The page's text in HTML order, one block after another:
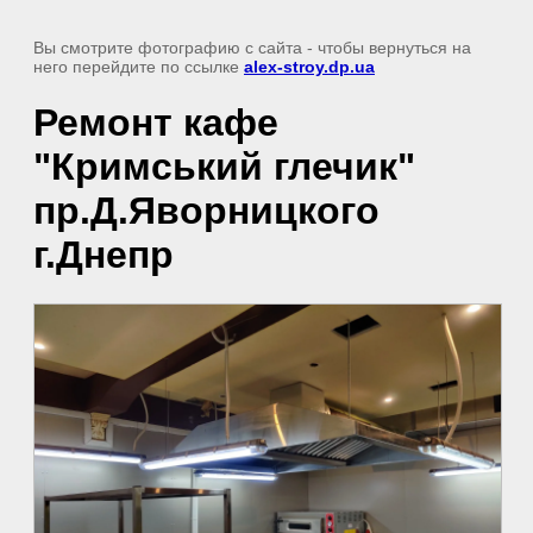
Вы смотрите фотографию с сайта - чтобы вернуться на
него перейдите по ссылке alex-stroy.dp.ua
Ремонт кафе
"Кримський глечик"
пр.Д.Яворницкого
г.Днепр